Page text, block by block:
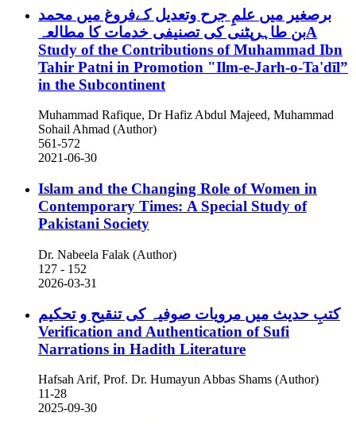
برصغیر میں علمِ جرح وتعدیل کےفروغ میں محمد
بن طاہرپٹنی کی تصنیفی خدمات کا مطالعہA
Study of the Contributions of Muhammad Ibn
Tahir Patni in Promotion "Ilm-e-Jarh-o-Ta'dīl”
in the Subcontinent
Muhammad Rafique, Dr Hafiz Abdul Majeed, Muhammad
Sohail Ahmad (Author)
561-572
2021-06-30
Islam and the Changing Role of Women in
Contemporary Times: A Special Study of
Pakistani Society
Dr. Nabeela Falak (Author)
127 - 152
2026-03-31
کتبِ حدیث میں مرویات صوفیہ کی تنقیح و تحکیم
Verification and Authentication of Sufi
Narrations in Hadith Literature
Hafsah Arif, Prof. Dr. Humayun Abbas Shams (Author)
11-28
2025-09-30